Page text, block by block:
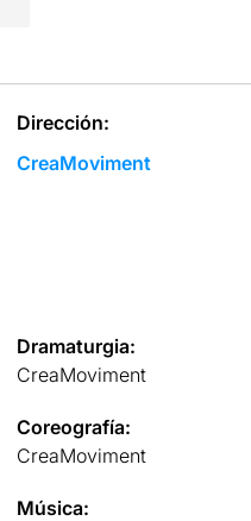
Dirección:
CreaMoviment
Dramaturgia:
CreaMoviment
Coreografía:
CreaMoviment
Música: